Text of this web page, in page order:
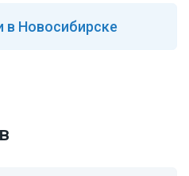
в Новосибирске